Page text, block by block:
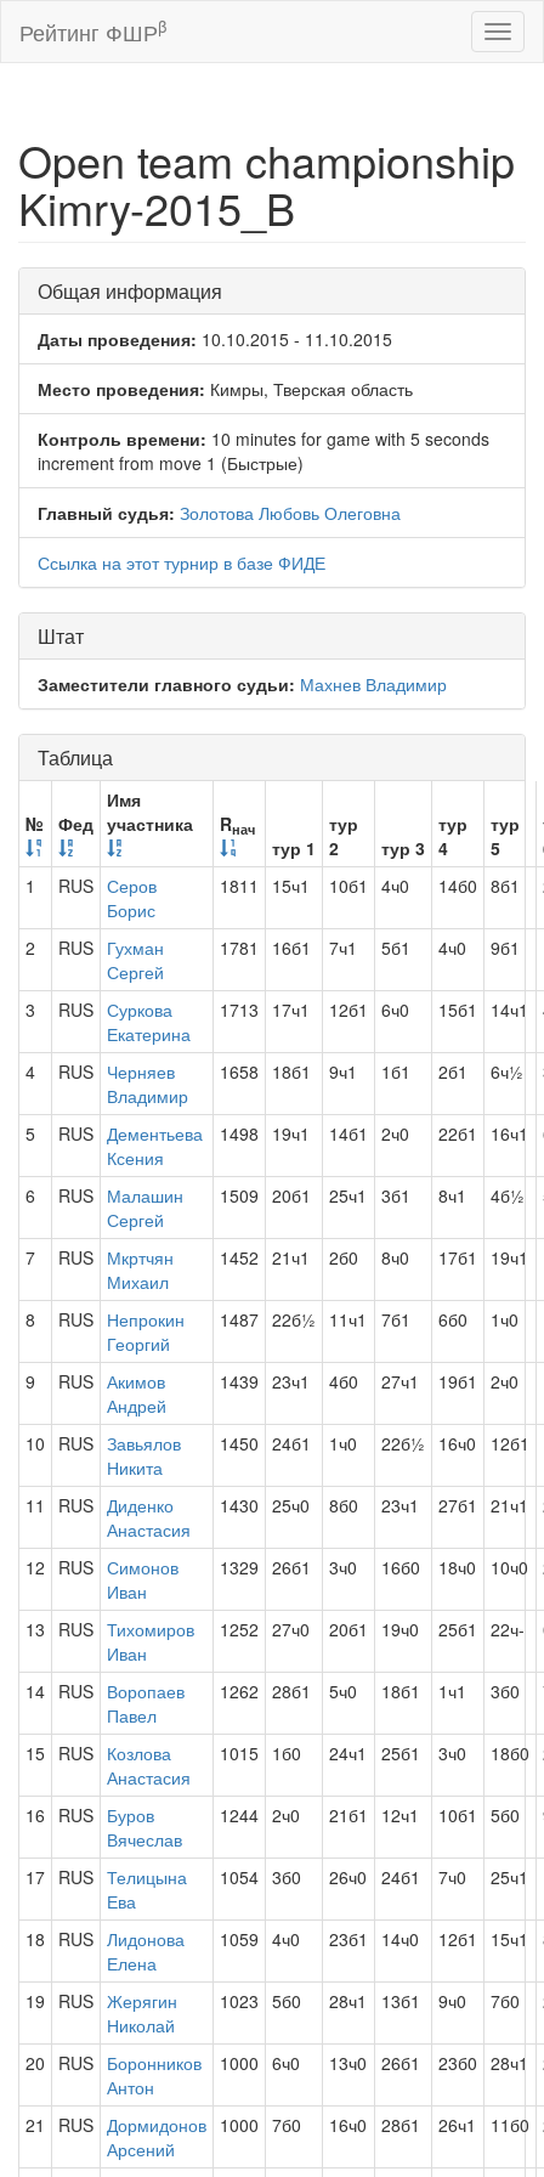
Рейтинг ФШРβ
Open team championship
Kimry-2015_B
Общая информация
Даты проведения: 10.10.2015 - 11.10.2015
Место проведения: Кимры, Тверская область
Контроль времени: 10 minutes for game with 5 seconds
increment from move 1 (Быстрые)
Главный судья: Золотова Любовь Олеговна
Ссылка на этот турнир в базе ФИДЕ
Штат
Заместители главного судьи: Махнев Владимир
Таблица
№ Фед
Имя
участника
Rнач
тур 1
тур
2
тур 3
тур
4
тур
5
1
RUS Серов
Борис
1811 15ч1 10б1 4ч0 14б0 8б1
2 RUS Гухман
Сергей
1781 16б1 7ч1 5б1 4ч0 9б1
3 RUS Суркова
Екатерина
1713 17ч1 12б1 6ч0 15б1 14ч1
4 RUS Черняев
Владимир
1658 18б1 9ч1 1б1 2б1 6ч½
5 RUS Дементьева
Ксения
1498 19ч1 14б1 2ч0 22б1 16ч1
6 RUS Малашин
Сергей
1509 20б1 25ч1 3б1 8ч1 4б½
7 RUS Мкртчян
Михаил
1452 21ч1 2б0 8ч0 17б1 19ч1
8 RUS Непрокин
Георгий
1487 22б½ 11ч1 7б1 6б0 1ч0
9 RUS Акимов
Андрей
1439 23ч1 4б0 27ч1 19б1 2ч0
10 RUS Завьялов
Никита
1450 24б1 1ч0 22б½ 16ч0 12б1
11 RUS Диденко
Анастасия
1430 25ч0 8б0 23ч1 27б1 21ч1
12 RUS Симонов
Иван
1329 26б1 3ч0 16б0 18ч0 10ч0
13 RUS Тихомиров
Иван
1252 27ч0 20б1 19ч0 25б1 22ч-
14 RUS Воропаев
Павел
1262 28б1 5ч0 18б1 1ч1 3б0
15 RUS Козлова
Анастасия
1015 1б0 24ч1 25б1 3ч0 18б0
16 RUS Буров
Вячеслав
1244 2ч0 21б1 12ч1 10б1 5б0
17 RUS Телицына
Ева
1054 3б0 26ч0 24б1 7ч0 25ч1
18 RUS Лидонова
Елена
1059 4ч0 23б1 14ч0 12б1 15ч1
19 RUS Жерягин
Николай
1023 5б0 28ч1 13б1 9ч0 7б0
20 RUS Боронников
Антон
1000 6ч0 13ч0 26б1 23б0 28ч1
21 RUS Дормидонов
Арсений
1000 7б0 16ч0 28б1 26ч1 11б0